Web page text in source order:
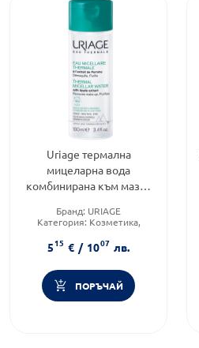
Uriage термална
мицеларна вода
комбинирана към мазна
Бранд: URIAGE
Категория: Козметика,
Тип козметика:
Дермокозметика
515 € / 1007 лв.
ПОРЪЧАЙ